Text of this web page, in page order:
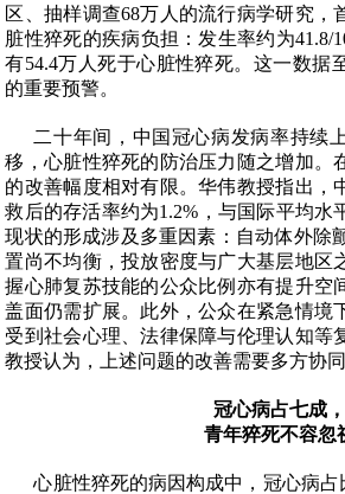
区、抽样调查68万人的流行病学研究，
脏性猝死的疾病负担：发生率约为41.8/
有54.4万人死于心脏性猝死。这一数据
的重要预警。
二十年间，中国冠心病发病率持续
移，心脏性猝死的防治压力随之增加。
的改善幅度相对有限。华伟教授指出，
救后的存活率约为1.2% ，与国际平均水
现状的形成涉及多重因素：自动体外除
置尚不均衡，投放密度与广大基层地区
握心肺复苏技能的公众比例亦有提升空
盖面仍需扩展。此外，公众在紧急情境
受到社会心理、法律保障与伦理认知等
教授认为，上述问题的改善需要多方协同
冠心病占七成，
青年猝死不容忽
心脏性猝死的病因构成中，冠心病占